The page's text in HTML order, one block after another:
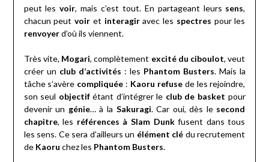
peut lesvoir, mais c’est tout. En partageant leurs sens,
chacun peutvoir et interagiravec les spectres pour les
renvoyerd’où ils viennent.
Très vite, Mogari, complètement excité du ciboulot, veut
créer un club d’activités : les Phantom Busters. Mais la
tâche s’avère compliquée : Kaoru refusede les rejoindre,
son seul objectifétant d’intégrer le club de basket pour
devenir un génie… à la Sakuragi. Car oui, dès le second
chapitre, les références à Slam Dunkfusent dans tous
les sens. Ce sera d’ailleurs un élément clé du recrutement
de Kaoru chez les Phantom Busters.